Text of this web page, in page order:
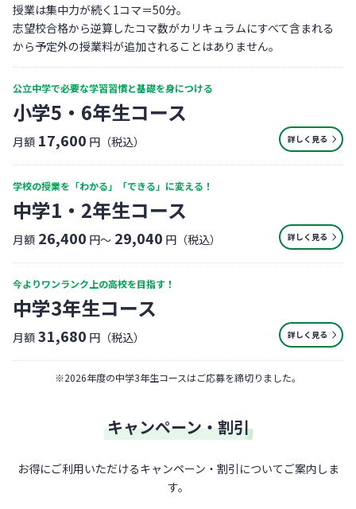
授業は集中力が続く1コマ＝50分。
志望校合格から逆算したコマ数がカリキュラムにすべて含まれる
から予定外の授業料が追加されることはありません。
公立中学で必要な学習習慣と基礎を身につける
小学5・6年生コース
月額 17,600 円（税込） 詳しく見る
学校の授業を「わかる」「できる」に変える！
中学1・2年生コース
月額 26,400 円〜 29,040 円（税込） 詳しく見る
今よりワンランク上の高校を目指す！
中学3年生コース
月額 31,680 円（税込） 詳しく見る
※2026年度の中学3年生コースはご応募を締切りました。
キャンペーン・割引
お得にご利用いただけるキャンペーン・割引についてご案内しま
す。